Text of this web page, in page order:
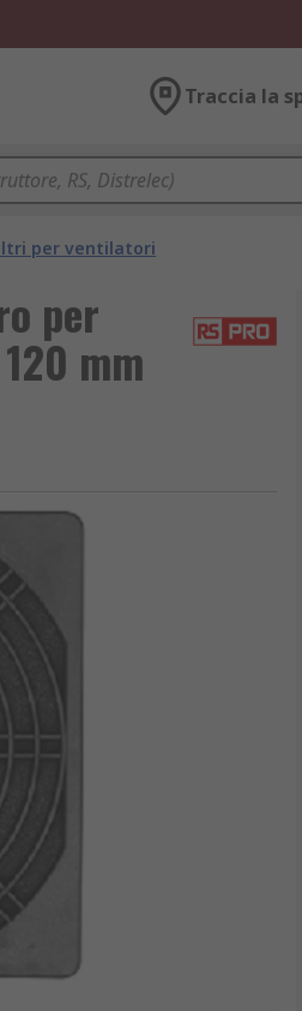
Traccia la
per ventilatori
per
mm